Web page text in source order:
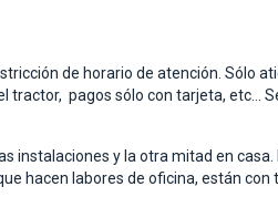
de horario de atención. Sólo
pagos sólo con tarjeta, etc…
instalaciones y la otra mitad en casa.
hacen labores de oficina, están con